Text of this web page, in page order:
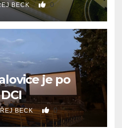
BECK 0
je po
BECK 0